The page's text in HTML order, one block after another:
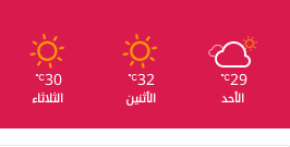
29
℃
الأحد
32
℃
الأثنين
30
℃
الثلاثاء